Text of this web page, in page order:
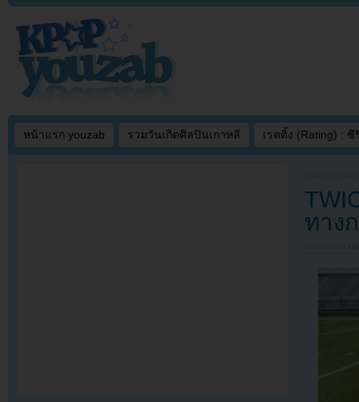
หน้าแรก youzab รวมวันเกิดศิลปินเกาหลี เรตติ้ง (Rating) : ซี
ทาง